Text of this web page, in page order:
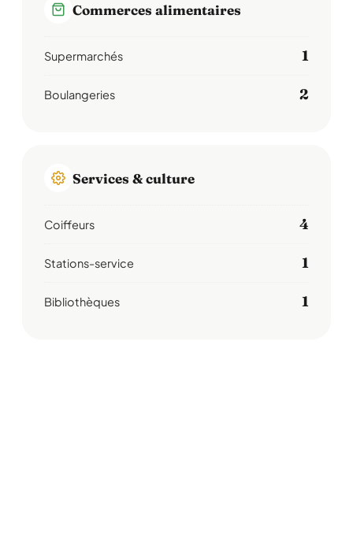
Commerces alimentaires
Supermarchés 1
Boulangeries 2
Services & culture
Coiffeurs 4
Stations-service 1
Bibliothèques 1